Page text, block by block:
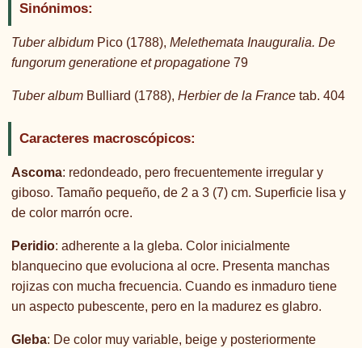
Sinónimos:
Tuber albidum Pico (1788), Melethemata Inauguralia. De
fungorum generatione et propagatione 79
Tuber album Bulliard (1788), Herbier de la France tab. 404
Caracteres macroscópicos:
Ascoma: redondeado, pero frecuentemente irregular y
giboso. Tamaño pequeño, de 2 a 3 (7) cm. Superficie lisa y
de color marrón ocre.
Peridio: adherente a la gleba. Color inicialmente
blanquecino que evoluciona al ocre. Presenta manchas
rojizas con mucha frecuencia. Cuando es inmaduro tiene
un aspecto pubescente, pero en la madurez es glabro.
Gleba: De color muy variable, beige y posteriormente